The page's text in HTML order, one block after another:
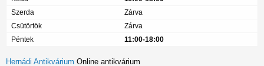
Szerda
Zárva
Csütörtök
Zárva
Péntek
11:00-18:00
Hernádi Antikvárium Online antikvárium